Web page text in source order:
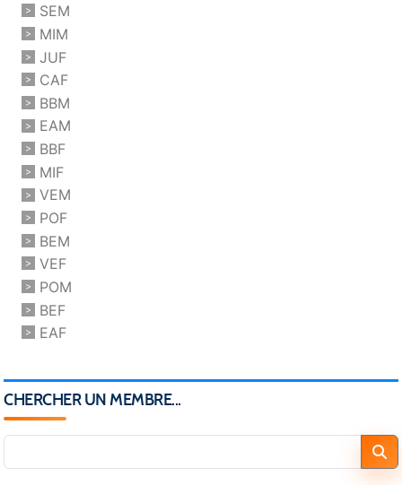
SEM
MIM
JUF
CAF
BBM
EAM
BBF
MIF
VEM
POF
BEM
VEF
POM
BEF
EAF
CHERCHER UN MEMBRE...